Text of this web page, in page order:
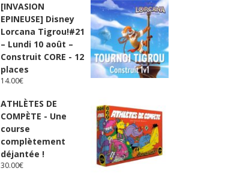
[INVASION
EPINEUSE] Disney
Lorcana Tigrou!#21
– Lundi 10 août –
Construit CORE - 12
places
14.00€
ATHLÈTES DE
COMPÈTE - Une
course
complètement
déjantée !
30.00€